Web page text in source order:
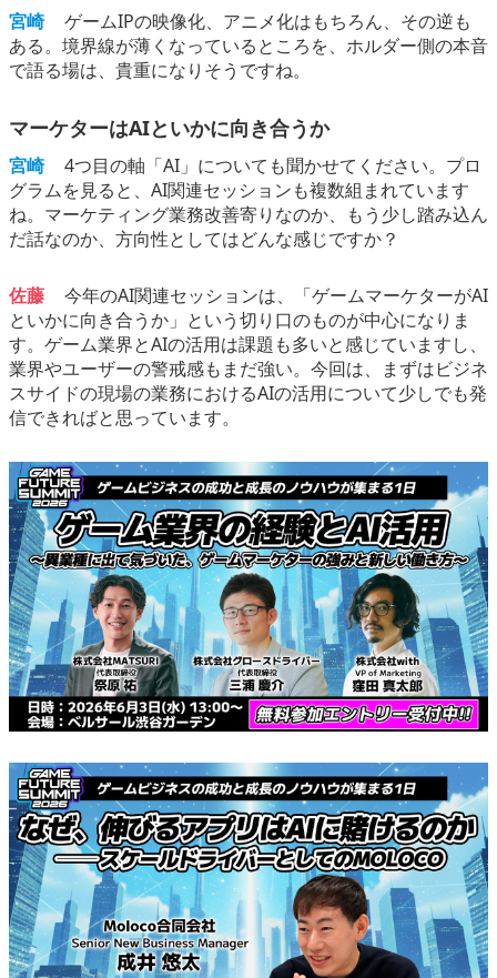
宮崎
ゲームIPの映像化、アニメ化はもちろん、その逆も
ある。境界線が薄くなっているところを、ホルダー側の本音
で語る場は、貴重になりそうですね。
マーケターはAIといかに向き合うか
宮崎
4つ目の軸「AI」についても聞かせてください。プロ
グラムを見ると、AI関連セッションも複数組まれています
ね。マーケティング業務改善寄りなのか、もう少し踏み込ん
だ話なのか、方向性としてはどんな感じですか？
佐藤
今年のAI関連セッションは、「ゲームマーケターがAI
といかに向き合うか」という切り口のものが中心になりま
す。ゲーム業界とAIの活用は課題も多いと感じていますし、
業界やユーザーの警戒感もまだ強い。今回は、まずはビジネ
スサイドの現場の業務におけるAIの活用について少しでも発
信できればと思っています。